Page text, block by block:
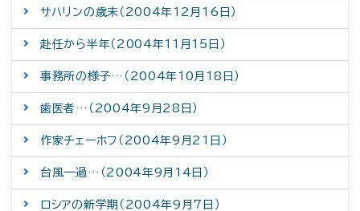
サハリンの歳末（2004年12月16日）
赴任から半年（2004年11月15日）
事務所の様子…（2004年10月18日）
歯医者…（2004年9月28日）
作家チェーホフ（2004年9月21日）
台風一過…（2004年9月14日）
ロシアの新学期（2004年9月7日）